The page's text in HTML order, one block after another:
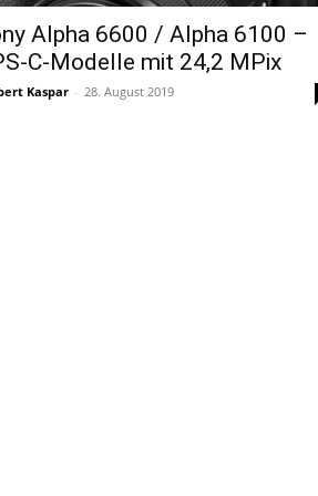
Alpha 6600 / Alpha 6100 –
C-Modelle mit 24,2 MPix
Kaspar - 28. August 2019